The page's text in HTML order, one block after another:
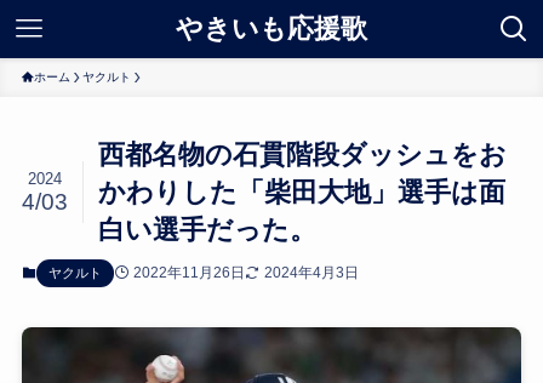
やきいも応援歌
ホーム ヤクルト
西都名物の石貫階段ダッシュをお
かわりした「柴田大地」選手は面
白い選手だった。
2024
4/03
ヤクルト 2022年11月26日 2024年4月3日